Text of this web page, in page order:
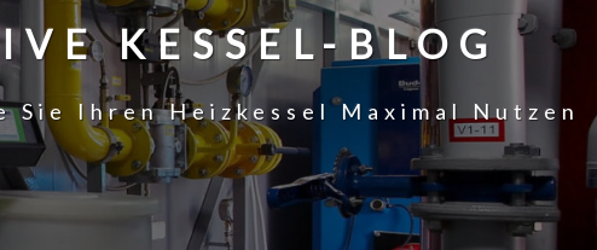
KESSEL-BLOG
Ihren Heizkessel Maximal Nutzen